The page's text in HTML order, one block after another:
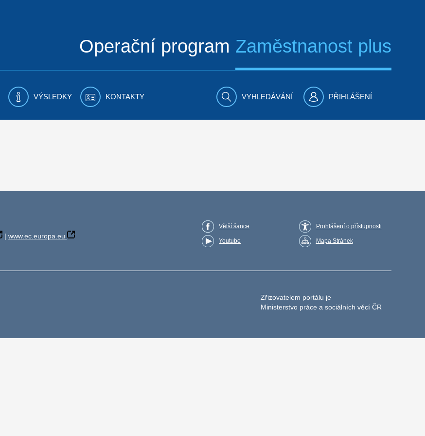
Operační program Zaměstnanost plus
VÝSLEDKY KONTAKTY VYHLEDÁVÁNÍ PŘIHLÁŠENÍ
| www.ec.europa.eu
Větší šance
Youtube
Prohlášení o přístupnosti
Mapa Stránek
Zřizovatelem portálu je
Ministerstvo práce a sociálních věcí ČR